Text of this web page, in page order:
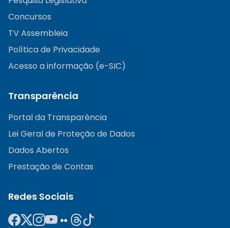
Concursos
TV Assembleia
Política de Privacidade
Acesso a informação (e-SIC)
Transparência
Portal da Transparência
Lei Geral de Proteção de Dados
Dados Abertos
Prestação de Contas
Redes Sociais